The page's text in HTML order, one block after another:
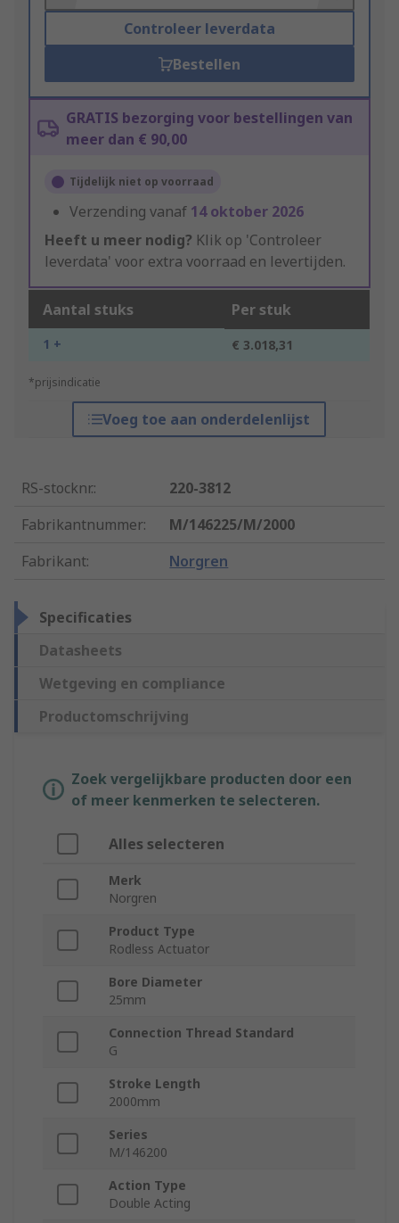
Controleer leverdata
Bestellen
GRATIS bezorging voor bestellingen van
meer dan € 90,00
Tijdelijk niet op voorraad
Verzending vanaf 14 oktober 2026
Heeft u meer nodig? Klik op 'Controleer
leverdata' voor extra voorraad en levertijden.
Aantal stuks Per stuk
1 + € 3.018,31
*prijsindicatie
Voeg toe aan onderdelenlijst
RS-stocknr.:
220-3812
Fabrikantnummer:
M/146225/M/2000
Fabrikant: Norgren
Specificaties
Datasheets
Wetgeving en compliance
Productomschrijving
Zoek vergelijkbare producten door een
of meer kenmerken te selecteren.
Alles selecteren
Merk
Norgren
Product Type
Rodless Actuator
Bore Diameter
25mm
Connection Thread Standard
G
Stroke Length
2000mm
Series
M/146200
Action Type
Double Acting